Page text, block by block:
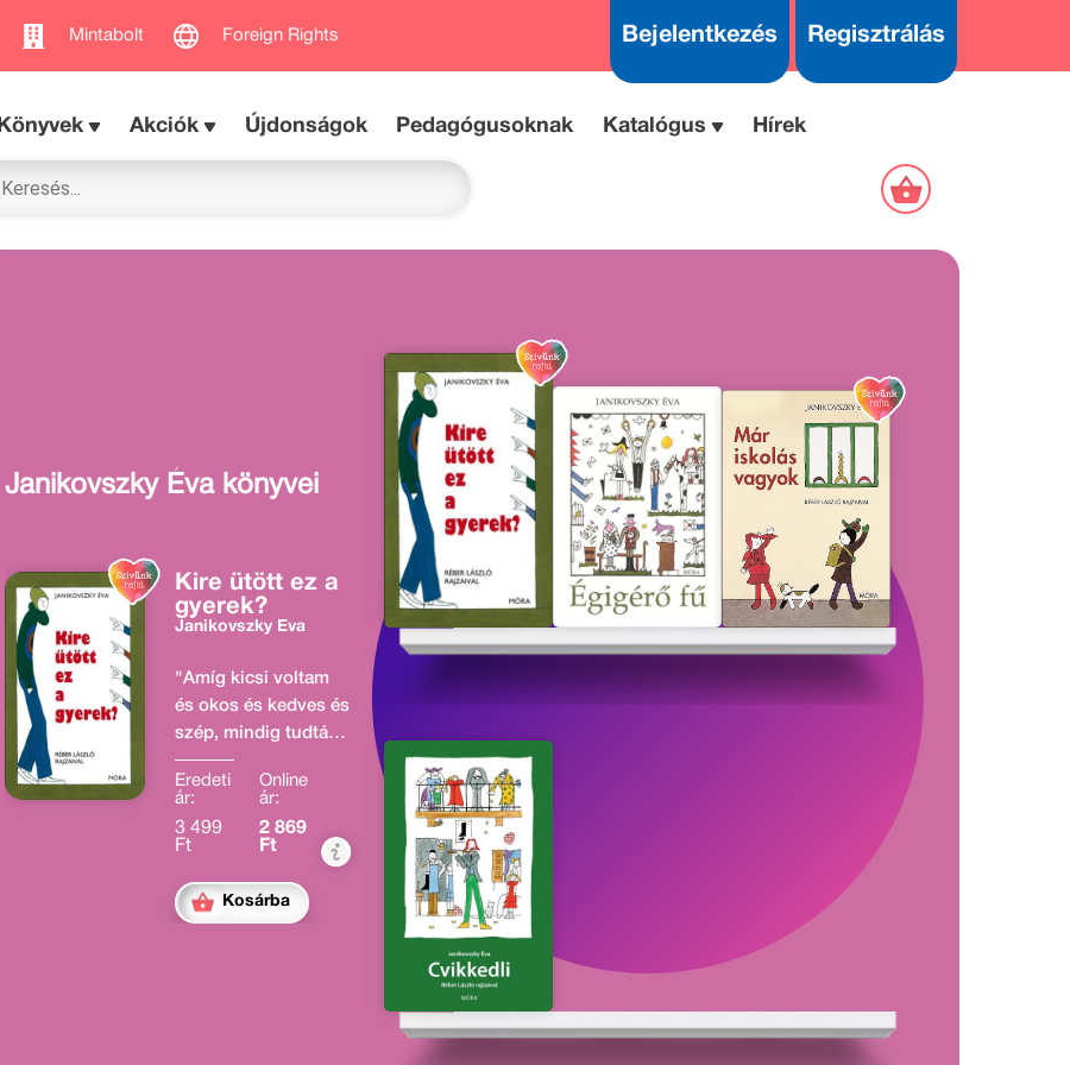
Mintabolt Foreign Rights Bejelentkezés Regisztrálás
Könyvek Akciók Újdonságok Pedagógusoknak Katalógus Hírek
Janikovszky Éva könyvei
Kire ütött ez a
gyerek?
Janikovszky Éva
"Amíg kicsi voltam
és okos és kedves és
szép, mindig tudták,
hogy kire hasonlítok.
Amióta nagy vagyok,
és ütődött és nyegle
és idétlen, csak ülnek
és sóhajtoznak, hogy
kire ütött ez a
gyerek." Jót derülhet
Eredeti
ár:
3 499
Ft
Online
ár:
2 869
Ft
Kosárba